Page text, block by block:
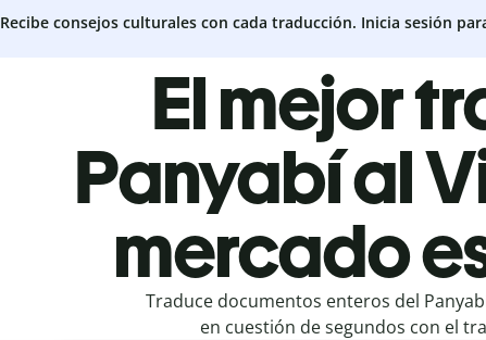
Recibe consejos culturales con cada traducción. Inicia sesión
El mejor
Panyabí al
mercado
Traduce documentos enteros del
en cuestión de segundos con el